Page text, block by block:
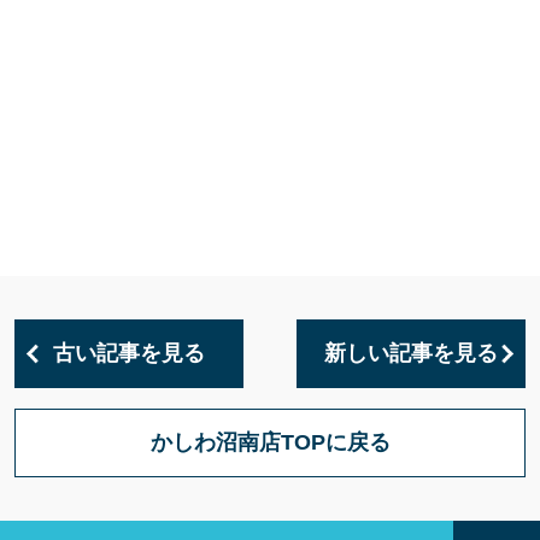
古い記事を見る 新しい記事を見る
かしわ沼南店TOPに戻る